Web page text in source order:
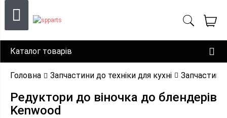
Каталог товарів
Головна Запчастини до техніки для кухні
Редуктори до віночка до блендерів
Kenwood